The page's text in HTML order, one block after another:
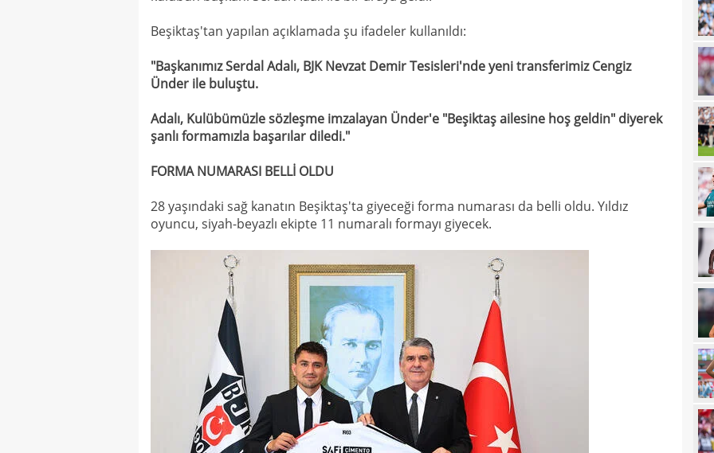
Beşiktaş'tan yapılan açıklamada şu ifadeler kullanıldı:
"Başkanımız Serdal Adalı, BJK Nevzat Demir Tesisleri'nde yeni transferimiz Cengiz
Ünder ile buluştu.
Adalı, Kulübümüzle sözleşme imzalayan Ünder'e "Beşiktaş ailesine hoş geldin" diyerek
şanlı formamızla başarılar diledi."
FORMA NUMARASI BELLİ OLDU
28 yaşındaki sağ kanatın Beşiktaş'ta giyeceği forma numarası da belli oldu. Yıldız
oyuncu, siyah-beyazlı ekipte 11 numaralı formayı giyecek.